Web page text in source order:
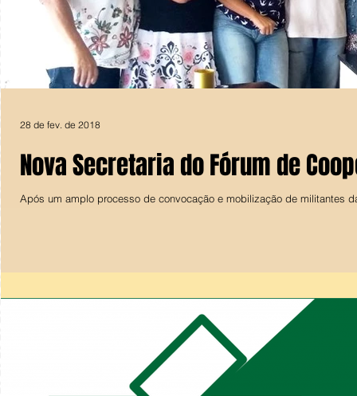
Nova Secretaria do Fórum de
Após um amplo processo de convocação e mobilização de militantes
28 de fev. de 2018